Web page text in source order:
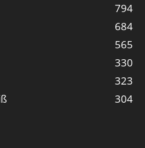
794
684
565
330
323
304